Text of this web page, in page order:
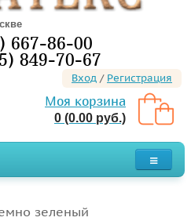
667-86-00
849-70-67
Вход / Регистрация
Моя корзина
0 (0.00 руб.)
зеленый